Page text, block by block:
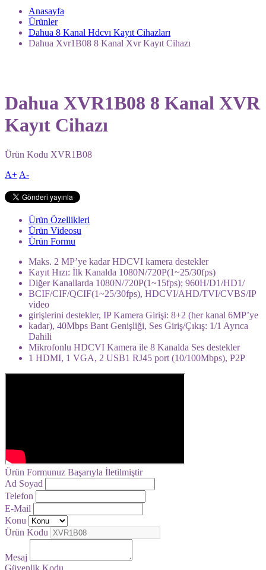
Anasayfa
Ürünler
Dahua 8 Kanal Hdcvı Kayıt Cihazları
Dahua Xvr1B08 8 Kanal Xvr Kayıt Cihazı
Dahua XVR1B08 8 Kanal XVR
Kayıt Cihazı
Ürün Kodu XVR1B08
A+ A-
Ürün Özellikleri
Ürün Videosu
Ürün Formu
Maks. 2 MP’ye kadar HDCVI kamera destekler
Kayıt Hızı: İlk Kanalda 1080N/720P(1~25/30fps)
Diğer Kanallarda 1080N/720P(1~15fps); 960H/D1/HD1/
BCIF/CIF/QCIF(1~25/30fps), HDCVI/AHD/TVI/CVBS/IP
video
girişlerini destekler, IP Kamera Girişi: 8+2 (her kanal 6MP’ye
kadar), 40Mbps Bant Genişliği, Ses Giriş/Çıkış: 1/1 Ayrıca
Dahili
Mikrofonlu HDCVI Kamera ile 8 Kanalda Ses destekler
1 HDMI, 1 VGA, 2 USB1 RJ45 port (10/100Mbps), P2P
Ürün Formunuz Başarıyla İletilmiştir
Ad Soyad
Telefon
E-Mail
Konu
Ürün Kodu
Mesaj
Güvenlik Kodu